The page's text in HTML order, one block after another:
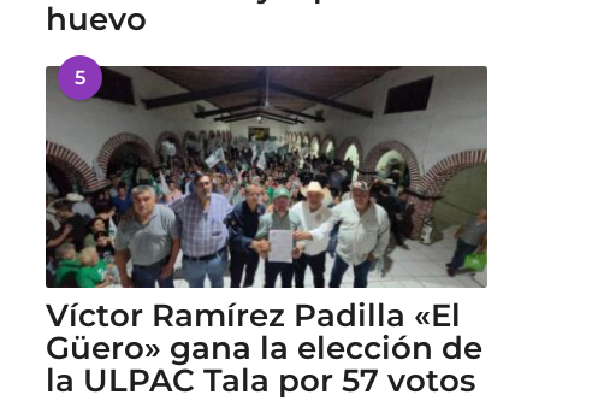
huevo
5
Víctor Ramírez Padilla «El
Güero» gana la elección de
la ULPAC Tala por 57 votos